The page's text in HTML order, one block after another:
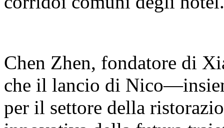
Chen Zhen, fondatore di
che il lancio di
per il settore della